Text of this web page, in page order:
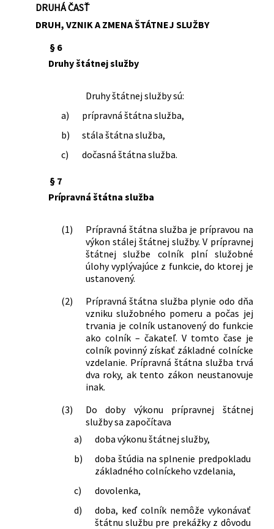
Slovenskej republike
583/2008 Z. z.
Zákon o prevencii kriminality a inej
doplnení niektorých zákonov
305/2009 Z. z.
Zákon, ktorým sa mení a dopĺňa zákon
colníkov a o zmene a doplnení
niektorých ďalších zákonov v znení
doplnení niektorých zákonov
465/2009 Z. z.
Zákon, ktorým sa mení a dopĺňa zákon
niektorých zákonov v znení neskorších
151/2010 Z. z.
Zákon o zahraničnej službe a o zmene
a doplnení niektorých zákonov
543/2010 Z. z.
Zákon, ktorým sa mení a dopĺňa zákon
č. 461/2003 Z. z. o sociálnom poistení v
doplnení niektorých zákonov
Zákon, ktorým sa mení a dopĺňa zákon
č. 311/2001 Z. z. Zákonník práce v znení
neskorších predpisov a ktorým sa
menia a dopĺňajú niektoré zákony
389/2011 Z. z.
Zákon, ktorým sa mení a dopĺňa zákon
č. 200/1998 Z. z. o štátnej službe
niektorých ďalších zákonov v znení
neskorších predpisov
546/2011 Z. z.
Zákon, ktorým sa mení a dopĺňa zákon
minerálneho oleja v znení neskorších
predpisov a ktorým sa menia a
dopĺňajú niektoré zákony
69/2012 Z. z.
Zákon, ktorým sa mení a dopĺňa zákon
č. 523/2004 Z. z. o rozpočtových
DRUHÁ ČASŤ
DRUH, VZNIK A ZMENA ŠTÁTNEJ SLUŽBY
§ 6
Druhy štátnej služby
Druhy štátnej služby sú:
a)
prípravná štátna služba,
b)
stála štátna služba,
c)
dočasná štátna služba.
§ 7
Prípravná štátna služba
(1)
Prípravná štátna služba je prípravou na
výkon stálej štátnej služby. V prípravnej
štátnej službe colník plní služobné
úlohy vyplývajúce z funkcie, do ktorej je
ustanovený.
(2)
Prípravná štátna služba plynie odo dňa
vzniku služobného pomeru a počas jej
trvania je colník ustanovený do funkcie
ako colník – čakateľ. V tomto čase je
colník povinný získať základné colnícke
vzdelanie. Prípravná štátna služba trvá
dva roky, ak tento zákon neustanovuje
inak.
(3)
Do doby výkonu prípravnej štátnej
služby sa započítava
a)
doba výkonu štátnej služby,
b)
doba štúdia na splnenie predpokladu
základného colníckeho vzdelania,
c)
dovolenka,
d)
doba, keď colník nemôže vykonávať
štátnu službu pre prekážky z dôvodu